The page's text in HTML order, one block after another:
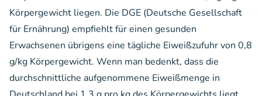
Körpergewicht liegen. Die DGE (Deutsche Gesellschaft
für Ernährung) empfiehlt für einen gesunden
Erwachsenen übrigens eine tägliche Eiweißzufuhr von 0,8
g/kg Körpergewicht. Wenn man bedenkt, dass die
durchschnittliche aufgenommene Eiweißmenge in